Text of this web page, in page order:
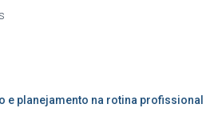
e planejamento na rotina profissional